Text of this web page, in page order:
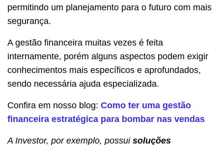
permitindo um planejamento para o futuro com mais
segurança.
A gestão financeira muitas vezes é feita
internamente, porém alguns aspectos podem exigir
conhecimentos mais específicos e aprofundados,
sendo necessária ajuda especializada.
Confira em nosso blog: Como ter uma gestão
financeira estratégica para bombar nas vendas
A Investor, por exemplo, possui soluções